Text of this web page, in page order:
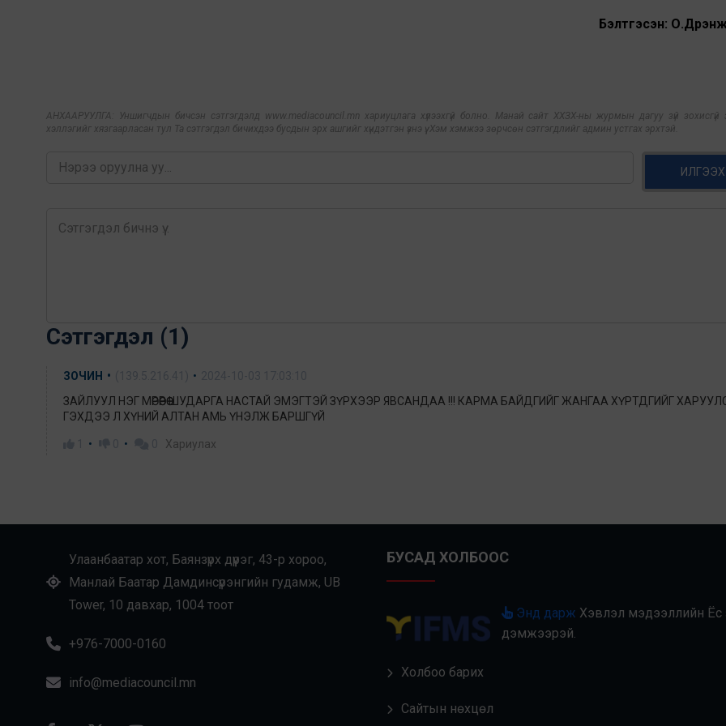
Бэлтгэсэн:
АНХААРУУЛГА: Уншигчдын бичсэн сэтгэгдэлд www.mediacouncil.mn хариуцлага хүлээхгүй болно. Манай сайт ХХЗХ-ны журмын дагуу зүй зохисгүй
хэллэгийг хязгаарласан тул Та сэтгэгдэл бичихдээ бусдын эрх ашгийг хүндэтгэн үзнэ үү. Хэм хэмжээ зөрчсөн сэтгэгдлийг админ устгах эрхтэй.
ИЛГЭЭХ
Сэтгэгдэл (1)
ЗОЧИН
ЗАЙЛУУЛ НЭГ МӨРӨӨРӨӨ ШУДАРГА НАСТАЙ ЭМЭГТЭЙ ЗҮРХЭЭР ЯВСАНДАА !!! КАРМА БАЙДГИЙГ ЖАНГАА ХҮРТДГИЙГ
ГЭХДЭЭ Л ХҮНИЙ АЛТАН АМЬ ҮНЭЛЖ БАРШГҮЙ
Хариулах
Улаанбаатар хот, Баянзүрх дүүрэг, 43-р хороо,
Манлай Баатар Дамдинсүрэнгийн гудамж, UB
Tower, 10 давхар, 1004 тоот
+976-7000-0160
info@mediacouncil.mn
БУСАД ХОЛБООС
Энд дарж Хэвлэл мэдээллийн Ёс
дэмжээрэй.
Холбоо барих
Сайтын нөхцөл